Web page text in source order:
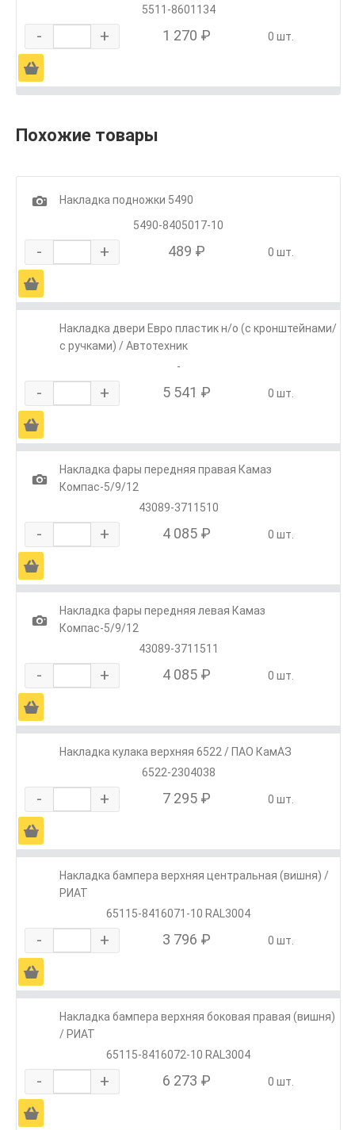
5511-8601134
- + 1 270 ₽ 0 шт.
Ä
Похожие товары
1
Накладка подножки 5490
5490-8405017-10
- + 489 ₽ 0 шт.
Ä
Накладка двери Евро пластик н/о (с кронштейнами/
с ручками) / Автотехник
-
- + 5 541 ₽ 0 шт.
Ä
1
Накладка фары передняя правая Камаз
Компас-5/9/12
43089-3711510
- + 4 085 ₽ 0 шт.
Ä
1
Накладка фары передняя левая Камаз
Компас-5/9/12
43089-3711511
- + 4 085 ₽ 0 шт.
Ä
Накладка кулака верхняя 6522 / ПАО КамАЗ
6522-2304038
- + 7 295 ₽ 0 шт.
Ä
Накладка бампера верхняя центральная (вишня) /
РИАТ
65115-8416071-10 RAL3004
- + 3 796 ₽ 0 шт.
Ä
Накладка бампера верхняя боковая правая (вишня)
/ РИАТ
65115-8416072-10 RAL3004
- + 6 273 ₽ 0 шт.
Ä